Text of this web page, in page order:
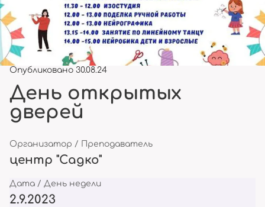
Опубликовано 30.08.24
День открытых
дверей
Организатор / Преподаватель
центр "Садко"
Дата / День недели
2.9.2023